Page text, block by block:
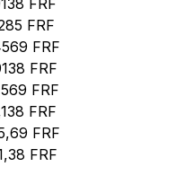
FRF
FRF
FRF
FRF
FRF
FRF
FRF
FRF